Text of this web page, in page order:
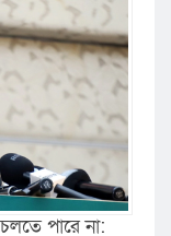
পারে না: